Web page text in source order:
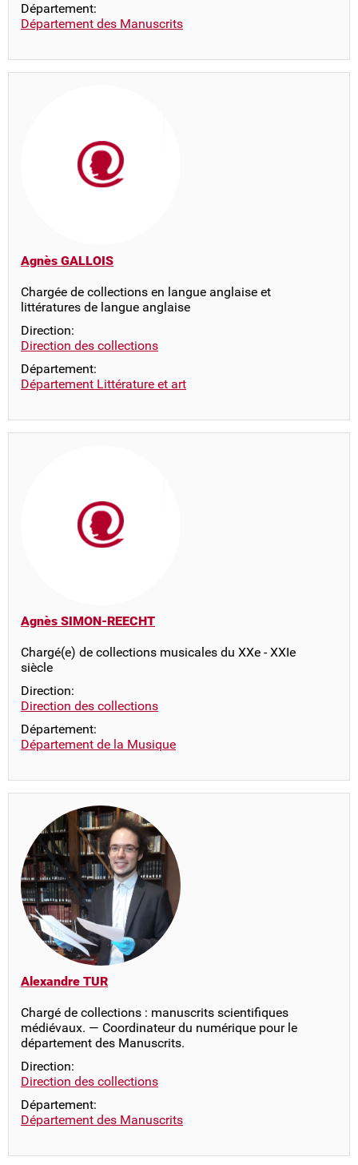
Département:
Département des Manuscrits
Agnès GALLOIS
Chargée de collections en langue anglaise et
littératures de langue anglaise
Direction:
Direction des collections
Département:
Département Littérature et art
Agnès SIMON-REECHT
Chargé(e) de collections musicales du XXe - XXIe
siècle
Direction:
Direction des collections
Département:
Département de la Musique
Alexandre TUR
Chargé de collections : manuscrits scientifiques
médiévaux. — Coordinateur du numérique pour le
département des Manuscrits.
Direction:
Direction des collections
Département:
Département des Manuscrits